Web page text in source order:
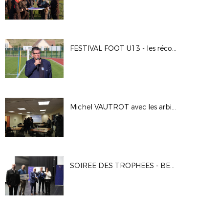
FESTIVAL FOOT U13 - les récompenses
Michel VAUTROT avec les arbitres eurois
SOIREE DES TROPHEES - BENEVOLES